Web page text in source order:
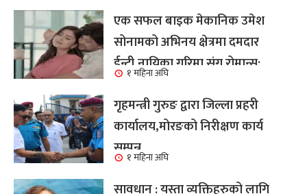
एक सफल बाइक मेकानिक उमेश
सोनामको अभिनय क्षेत्रमा दमदार
ईन्ट्री,नायिका गरिमा संग रोमान्स:
हेर्नुहोस भिडियो ।
१ महिना अघि
गृहमन्त्री गुरुङ द्वारा जिल्ला प्रहरी
कार्यालय,मोरङको निरीक्षण कार्य
सम्पन्न१ महिना अघि
सावधान : यस्ता व्यक्तिहरुको लागि